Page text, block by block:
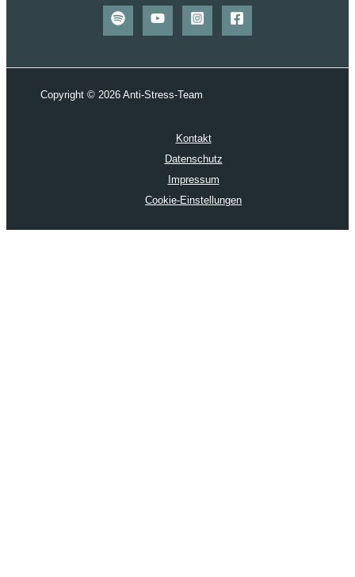
Copyright © 2026 Anti-Stress-Team
Kontakt
Datenschutz
Impressum
Cookie-Einstellungen